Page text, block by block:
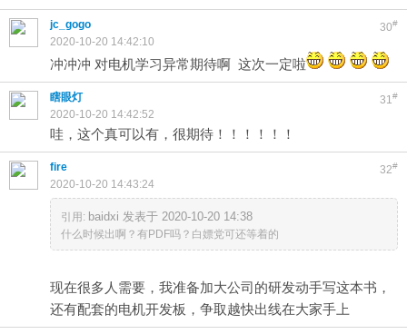
30#
jc_gogo
2020-10-20 14:42:10
冲冲冲 对电机学习异常期待啊 这次一定啦
31 #
瞎眼灯
2020-10-20 14:42:52
哇，这个真可以有，很期待！！！！！！
32#
fire
2020-10-20 14:43:24
引用: baidxi 发表于 2020-10-20 14:38
什么时候出啊？有PDF吗？白嫖党可还等着的
现在很多人需要，我准备加大公司的研发动手写这本书，
还有配套的电机开发板，争取越快出线在大家手上